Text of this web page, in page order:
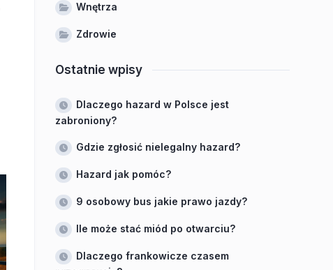
Wnętrza
Zdrowie
Ostatnie wpisy
Dlaczego hazard w Polsce jest
zabroniony?
Gdzie zgłosić nielegalny hazard?
Hazard jak pomóc?
9 osobowy bus jakie prawo jazdy?
Ile może stać miód po otwarciu?
Dlaczego frankowicze czasem